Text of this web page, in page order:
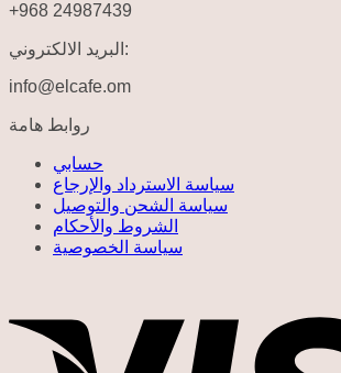
+968 24987439
البريد الالكتروني:
info@elcafe.om
روابط هامة
حسابي
سياسة الاسترداد والإرجاع
سياسة الشحن والتوصيل
الشروط والأحكام
سياسة الخصوصية